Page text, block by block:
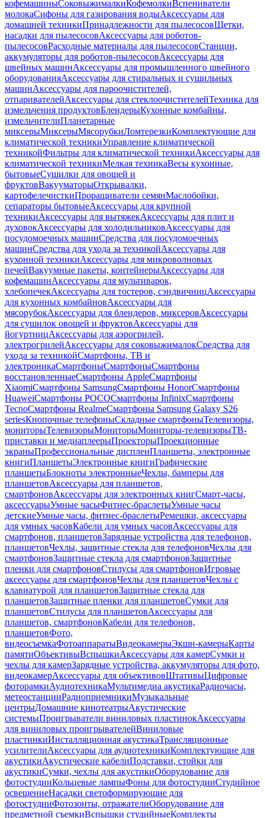
кофемашиныСоковыжималкиКофемолкиВспениватели
молокаСифоны для газирования водыАксессуары для
домашней техникиПринадлежности для пылесосовЩетки,
насадки для пылесосовАксессуары для роботов-
пылесосовРасходные материалы для пылесосовСтанции,
аккумуляторы для роботов-пылесосовАксессуары для
швейных машинАксессуары для промышленного швейного
оборудованияАксессуары для стиральных и сушильных
машинАксессуары для пароочистителей,
отпаривателейАксессуары для стеклоочистителейТехника для
измельчения продуктовБлендерыКухонные комбайны,
измельчителиПланетарные
миксерыМиксерыМясорубкиЛомтерезкиКомплектующие для
климатической техникиУправление климатической
техникойФильтры для климатической техникиАксессуары для
климатической техникиМелкая техникаВесы кухонные,
бытовыеСушилки для овощей и
фруктовВакууматорыОткрывалки,
картофелечисткиПроращиватели семянМаслобойки,
сепараторы бытовыеАксессуары для крупной
техникиАксессуары для вытяжекАксессуары для плит и
духовокАксессуары для холодильниковАксессуары для
посудомоечных машинСредства для посудомоечных
машинСредства для ухода за техникойАксессуары для
кухонной техникиАксессуары для микроволновых
печейВакуумные пакеты, контейнерыАксессуары для
кофемашинАксессуары для мультиварок,
хлебопечекАксессуары для тостеров, сэндвичницАксессуары
для кухонных комбайновАксессуары для
мясорубокАксессуары для блендеров, миксеровАксессуары
для сушилок овощей и фруктовАксессуары для
йогуртницАксессуары для аэрогрилей,
электрогрилейАксессуары для соковыжималокСредства для
ухода за техникойСмартфоны, ТВ и
электроникаСмартфоныСмартфоныСмартфоны
восстановленныеСмартфоны AppleСмартфоны
XiaomiСмартфоны SamsungСмартфоны HonorСмартфоны
HuaweiСмартфоны POCOСмартфоны InfinixСмартфоны
TecnoСмартфоны RealmeСмартфоны Samsung Galaxy S26
seriesКнопочные телефоныСкладные смартфоныТелевизоры,
мониторыТелевизорыМониторыМониторы-телевизорыТВ-
приставки и медиаплеерыПроекторыПроекционные
экраныПрофессиональные дисплеиПланшеты, электронные
книгиПланшетыЭлектронные книгиГрафические
планшетыБлокноты электронныеЧехлы, бамперы для
планшетовАксессуары для планшетов,
смартфоновАксессуары для электронных книгСмарт-часы,
аксессуарыУмные часыФитнес-браслетыУмные часы
детскиеУмные часы, фитнес-браслетыРемешки, аксессуары
для умных часовКабели для умных часовАксессуары для
смартфонов, планшетовЗарядные устройства для телефонов,
планшетовЧехлы, защитные стекла для телефоновЧехлы для
смартфоновЗащитные стекла для смартфоновЗащитные
пленки для смартфоновСтилусы для смартфоновИгровые
аксессуары для смартфоновЧехлы для планшетовЧехлы с
клавиатурой для планшетовЗащитные стекла для
планшетовЗащитные пленки для планшетовСумки для
планшетовСтилусы для планшетовАксессуары для
планшетов, смартфоновКабели для телефонов,
планшетовФото,
видеосъемкаФотоаппаратыВидеокамерыЭкшн-камерыКарты
памятиОбъективыВспышкиАксессуары для камерСумки и
чехлы для камерЗарядные устройства, аккумуляторы для фото,
видеокамерАксессуары для объективовШтативыЦифровые
фоторамкиАудиотехникаМультимедиа акустикаРадиочасы,
метеостанцииРадиоприемникиМузыкальные
центрыДомашние кинотеатрыАкустические
системыПроигрыватели виниловых пластинокАксессуары
для виниловых проигрывателейВиниловые
пластинкиИнсталляционная акустикаТрансляционные
усилителиАксессуары для аудиотехникиКомплектующие для
акустикиАкустические кабелиПодставки, стойки для
акустикиСумки, чехлы для акустикиОборудование для
фотостудииКольцевые лампыФоны для фотостудииСтудийное
освещениеНасадки светоформирующие для
фотостудииФотозонты, отражателиОборудование для
предметной съемкиВспышки студийныеКомплекты